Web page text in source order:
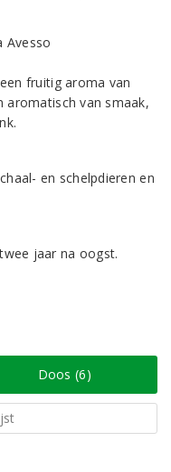
fruitig aroma van
aromatisch van smaak,
en schelpdieren en
jaar na oogst.
Doos (6)